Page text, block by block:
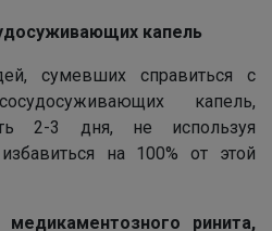
капель
сумевших справиться с
капель,
2-3 дня, не используя
на 100% от этой
ринита,